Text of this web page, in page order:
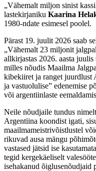
„Vähemalt miljon sinist
lastekirjaniku Kaarina
1980-ndate esimesel poolel.
Pärast 19. juulit 2026 saab
„Vähemalt 23 miljonit
allkirjastas 2026. aasta
milles nõudis Maailma
kibekiiret ja ranget juurdlust
ja vastuolulise” edenemise
või argentiinlaste
Neile nõudjaile tundus
Argentiina koondist igati,
maailmameistrivõistlustel
rikuvad ausa mängu
vastased jätsid ise
tegid kergekäeliselt
isehakanud õiglusenõudjaid